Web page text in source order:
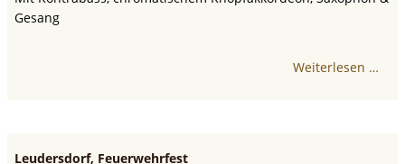
Gesang
Weiterlesen …
Leudersdorf, Feuerwehrfest